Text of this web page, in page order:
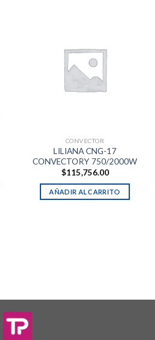
CONVECTOR
LILIANA CNG-17
CONVECTORY 750/2000W
$115,756.00
AÑADIR AL CARRITO